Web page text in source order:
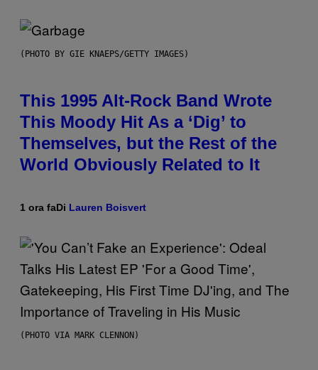
(PHOTO BY GIE KNAEPS/GETTY IMAGES)
This 1995 Alt-Rock Band Wrote
This Moody Hit As a ‘Dig’ to
Themselves, but the Rest of the
World Obviously Related to It
1 ora faDi Lauren Boisvert
(PHOTO VIA MARK CLENNON)